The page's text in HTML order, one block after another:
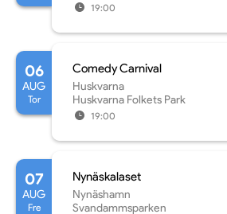
19:00
06
AUG
Tor
Comedy Carnival
Huskvarna
Huskvarna Folkets Park
19:00
07
AUG
Fre
Nynäskalaset
Nynäshamn
Svandammsparken